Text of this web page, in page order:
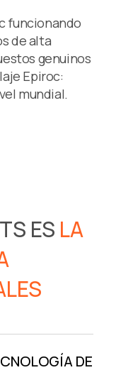
funcionando
de alta
genuinos
Epiroc:
mundial.
ES LA
DE